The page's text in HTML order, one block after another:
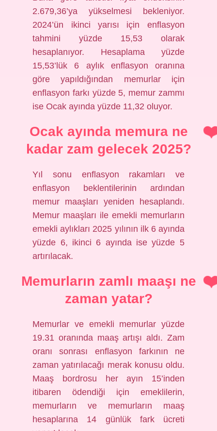
2.679,36’ya yükselmesi bekleniyor.
2024’ün ikinci yarısı için enflasyon
tahmini yüzde 15,53 olarak
hesaplanıyor. Hesaplama yüzde
15,53’lük 6 aylık enflasyon oranına
göre yapıldığından memurlar için
enflasyon farkı yüzde 5, memur zammı
ise Ocak ayında yüzde 11,32 oluyor.
Ocak ayında memura ne
kadar zam gelecek 2025?
Yıl sonu enflasyon rakamları ve
enflasyon beklentilerinin ardından
memur maaşları yeniden hesaplandı.
Memur maaşları ile emekli memurların
emekli aylıkları 2025 yılının ilk 6 ayında
yüzde 6, ikinci 6 ayında ise yüzde 5
artırılacak.
Memurların zamlı maaşı ne
zaman yatar?
Memurlar ve emekli memurlar yüzde
19.31 oranında maaş artışı aldı. Zam
oranı sonrası enflasyon farkının ne
zaman yatırılacağı merak konusu oldu.
Maaş bordrosu her ayın 15’inden
itibaren ödendiği için emeklilerin,
memurların ve memurların maaş
hesaplarına 14 günlük fark ücreti